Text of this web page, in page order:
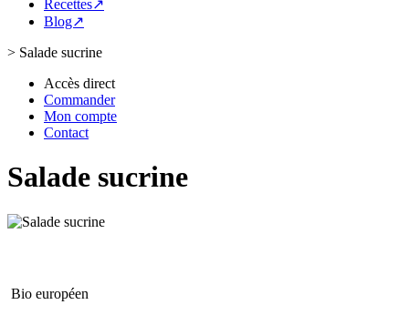
Recettes↗
Blog↗
> Salade sucrine
Accès direct
Commander
Mon compte
Contact
Salade sucrine
Bio européen